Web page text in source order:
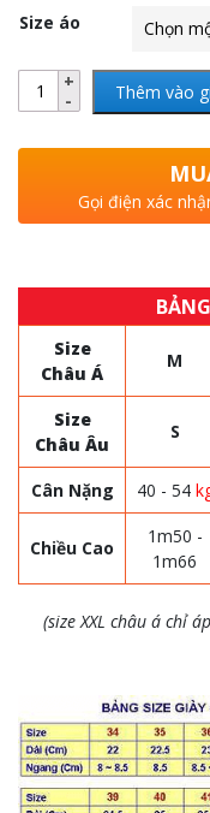
Size áo
Thêm vào
Gọi điện xác
Size
Châu Á
M
Size
Châu Âu
S
Cân Nặng 40 - 54
Chiều Cao
1m50 -
1m66
(size XXL châu á chỉ